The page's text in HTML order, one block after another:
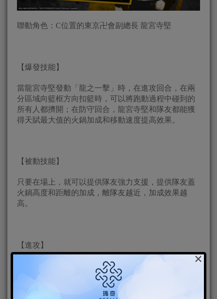
聯動角色：C位置的東京卍會副總長 龍宮寺堅
【爆發技能】
當龍宮寺堅發動「龍之一擊」時，在進攻回合，在兩
分區域向籃框方向扣籃時，可以將跑動過程中碰到的
所有人都擠開；在防守回合，龍宮寺堅和隊友都能獲
得天賦最大值的火鍋加成和移動速度提高效果。
【被動技能】
只要在場上，就可以提供隊友強力支援，提供隊友蓋
火鍋高度和距離的加成，離隊友越近，加成效果越
高。
【進攻】
在搶板起跳後的一段時間內，因為奮力拚搶，龍宮寺
堅都還可以處於進行籃板爭搶當中。另外也因為無所
畏懼，在加速奔跑的過程中，可以將對手撞成暫時硬
×